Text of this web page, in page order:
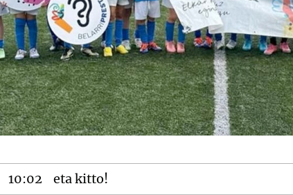
10:02 eta kitto!